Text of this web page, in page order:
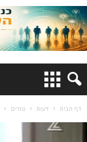
דף הבית דעות טורים